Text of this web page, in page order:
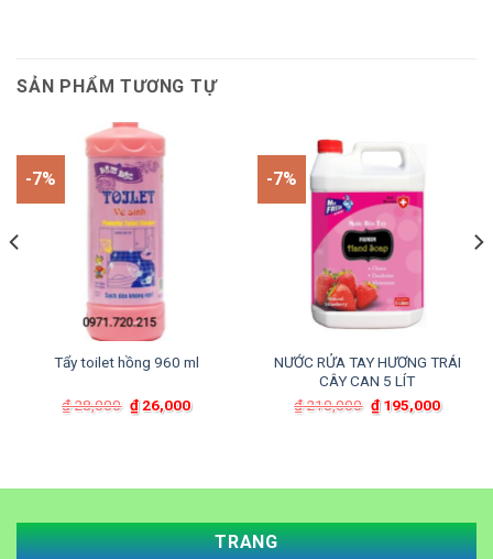
SẢN PHẨM TƯƠNG TỰ
-7%
Tẩy toilet hồng 960 ml
₫28,000 Giá
gốc
₫26,000Giá
hiện
-7%
NƯỚC RỬA TAY HƯƠNG TRÁI
CÂY CAN 5 LÍT
₫210,000 Giá
gốc
₫195,000Giá
hiện
TRANG